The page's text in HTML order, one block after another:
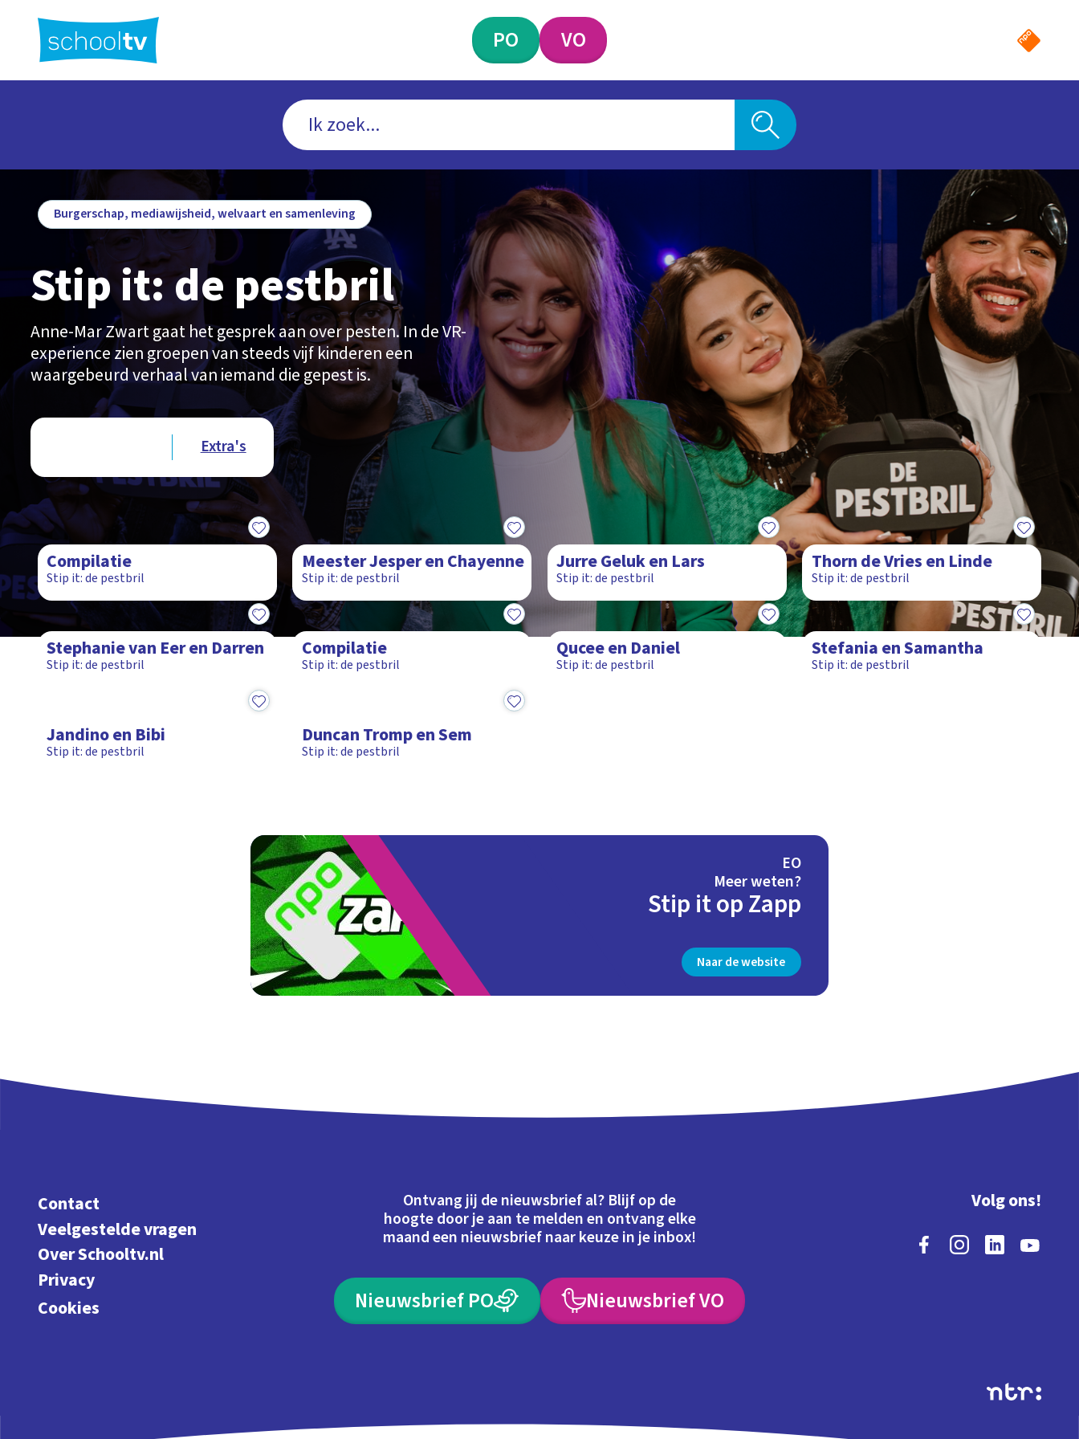
hoofdinhoud
PO VO
Burgerschap, mediawijsheid, welvaart en samenleving
Stip it: de pestbril
Anne-Mar Zwart gaat het gesprek aan over pesten. In de VR-
experience zien groepen van steeds vijf kinderen een
waargebeurd verhaal van iemand die gepest is.
Type videos
Extra's
Compilatie
Stip it: de pestbril
17:27
Meester Jesper en Chayenne
Stip it: de pestbril
Jurre Geluk en Lars
Stip it: de pestbril
17:31
Thorn de Vries en Linde
Stip it: de pestbril
17:20
Stephanie van Eer en Darren
Stip it: de pestbril
17:04
Compilatie
Stip it: de pestbril
15:26
Qucee en Daniel
Stip it: de pestbril
14:54
Stefania en Samantha
Stip it: de pestbril
15:19
Jandino en Bibi
Stip it: de pestbril
Duncan Tromp en Sem
Stip it: de pestbril
EO
Meer weten?
Stip it op Zapp
Naar de website
Contact
Veelgestelde vragen
Over Schooltv.nl
Privacy
Cookies
Ontvang jij de nieuwsbrief al? Blijf op de
hoogte door je aan te melden en ontvang elke
maand een nieuwsbrief naar keuze in je inbox!
Nieuwsbrief PO Nieuwsbrief VO
Volg ons!